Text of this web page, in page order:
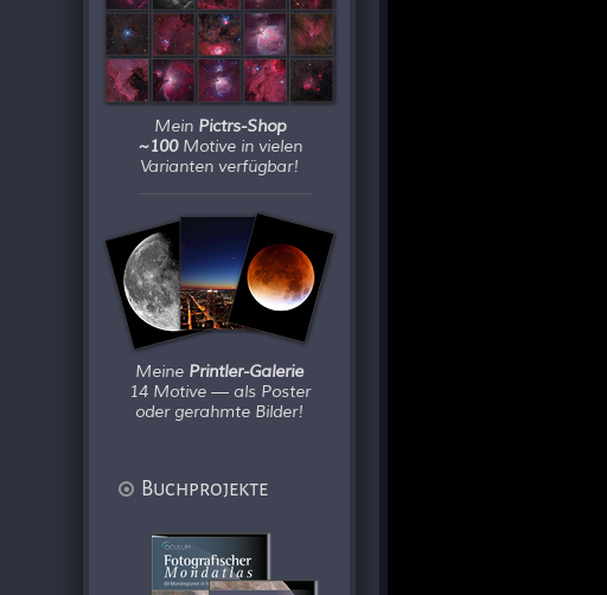
Mein Pictrs-Shop
~100Motive in vielen
Varianten verfügbar!
Meine Printler-Galerie
14 Motive — als Poster
oder gerahmte Bilder!
Buchprojekte